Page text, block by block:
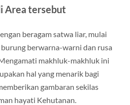
Area tersebut
beragam satwa liar, mulai
berwarna-warni dan rusa
makhluk-makhluk ini
hal yang menarik bagi
gambaran sekilas
hayati Kehutanan.